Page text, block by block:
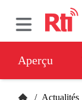
Aperçu
/ Actualités